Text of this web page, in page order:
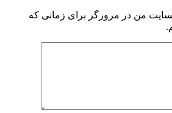
من در مرورگر برای زمانی که